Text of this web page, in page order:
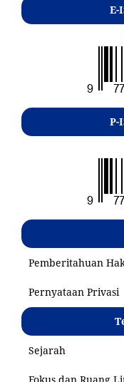
E-
P-
Pemberitahuan
Pernyataan Privasi
Sejarah